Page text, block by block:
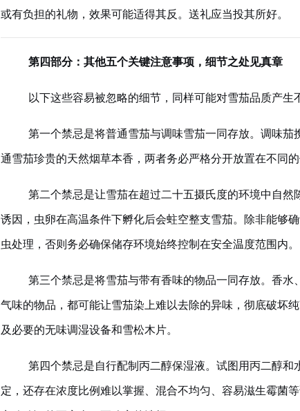
或有负担的礼物，效果可能适得其反。送礼应当投其所好。
第四部分：其他五个关键注意事项，细节之处见真章
以下这些容易被忽略的细节，同样可能对雪茄品质产生
第一个禁忌是将普通雪茄与调味雪茄一同存放。调味茄
通雪茄珍贵的天然烟草本香，两者务必严格分开放置在不同的
第二个禁忌是让雪茄在超过二十五摄氏度的环境中自然
诱因，虫卵在高温条件下孵化后会蛀空整支雪茄。除非能够
虫处理，否则务必确保储存环境始终控制在安全温度范围内。
第三个禁忌是将雪茄与带有香味的物品一同存放。香水
气味的物品，都可能让雪茄染上难以去除的异味，彻底破坏
及必要的无味调湿设备和雪松木片。
第四个禁忌是自行配制丙二醇保湿液。试图用丙二醇和
定，还存在浓度比例难以掌握、混合不均匀、容易滋生霉菌